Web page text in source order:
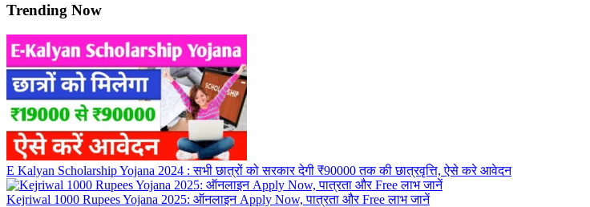
Trending Now
E Kalyan Scholarship Yojana 2024 : सभी छात्रों को सरकार देगी ₹90000 तक की छात्रवृत्ति, ऐसे करे आवेदन
Kejriwal 1000 Rupees Yojana 2025: ऑनलाइन Apply Now, पात्रता और Free लाभ जानें